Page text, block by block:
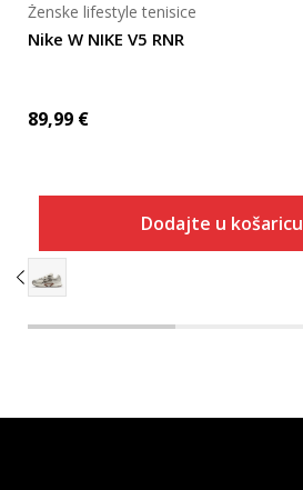
Nike W NIKE V5 RNR
Ženske lifestyle tenisice
89,99 €
Dodajte u košaricu